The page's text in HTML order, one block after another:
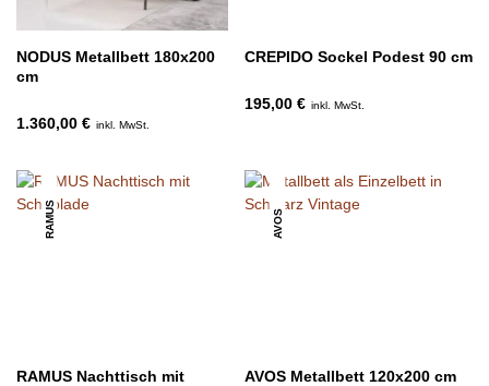
NODUS Metallbett 180x200
cm
1.360,00 € inkl. MwSt.
CREPIDO Sockel Podest 90 cm
195,00 € inkl. MwSt.
RAMUS
RAMUS Nachttisch mit
AVOS
AVOS Metallbett 120x200 cm